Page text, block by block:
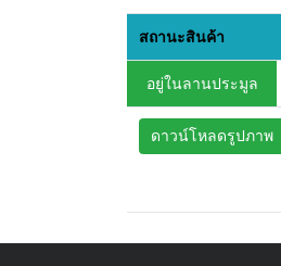
สถานะสินค้า
อยู่ในลานประมูล
ดาวน์โหลดรูปภาพ